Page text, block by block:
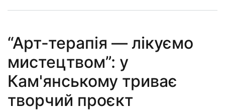
“Арт-терапія — лікуємо
мистецтвом”: у
Кам'янському триває
творчий проєкт